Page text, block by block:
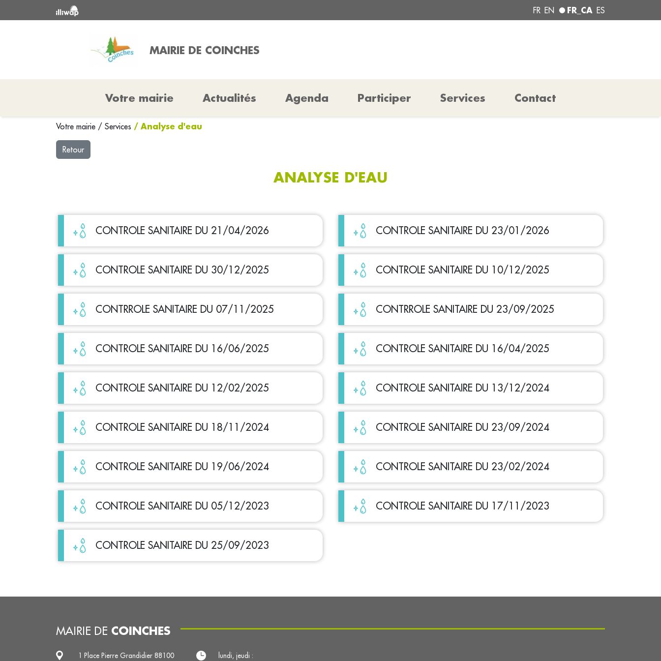
FR EN FR_CA ES
MAIRIE DE COINCHES
Votre mairie Actualités Agenda Participer Services Contact
Votre mairie / Services / Analyse d'eau
Retour
ANALYSE D'EAU
CONTROLE SANITAIRE DU 21/04/2026 CONTROLE SANITAIRE DU 23/01/2026
CONTROLE SANITAIRE DU 30/12/2025 CONTROLE SANITAIRE DU 10/12/2025
CONTRROLE SANITAIRE DU 07/11/2025 CONTRROLE SANITAIRE DU 23/09/2025
CONTROLE SANITAIRE DU 16/06/2025 CONTROLE SANITAIRE DU 16/04/2025
CONTROLE SANITAIRE DU 12/02/2025 CONTROLE SANITAIRE DU 13/12/2024
CONTROLE SANITAIRE DU 18/11/2024 CONTROLE SANITAIRE DU 23/09/2024
CONTROLE SANITAIRE DU 19/06/2024 CONTROLE SANITAIRE DU 23/02/2024
CONTROLE SANITAIRE DU 05/12/2023 CONTROLE SANITAIRE DU 17/11/2023
CONTROLE SANITAIRE DU 25/09/2023
MAIRIE DE COINCHES
1 Place Pierre Grandidier 88100 lundi, jeudi :